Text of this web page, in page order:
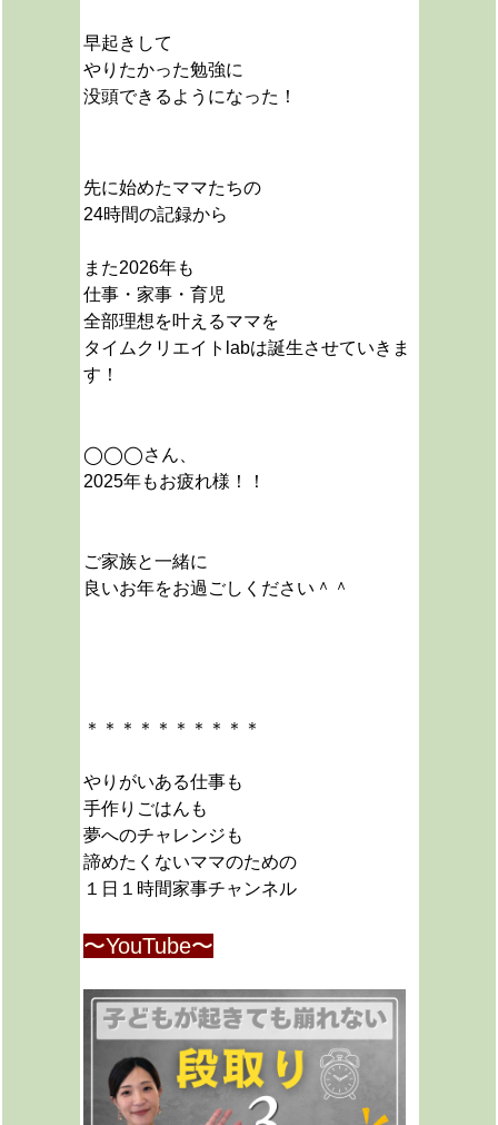
早起きして
やりたかった勉強に
没頭できるようになった！
先に始めたママたちの
24時間の記録から
また2026年も
仕事・家事・育児
全部理想を叶えるママを
タイムクリエイトlabは誕生させていきま
す！
◯◯◯さん、
2025年もお疲れ様！！
ご家族と一緒に
良いお年をお過ごしください＾＾
＊＊＊＊＊＊＊＊＊＊
やりがいある仕事も
手作りごはんも
夢へのチャレンジも
諦めたくないママのための
１日１時間家事チャンネル
〜YouTube〜